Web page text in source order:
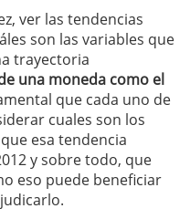
ver las tendencias
son las variables que
trayectoria
una moneda como el
que cada uno de
cuales son los
esa tendencia
y sobre todo, que
eso puede beneficiar